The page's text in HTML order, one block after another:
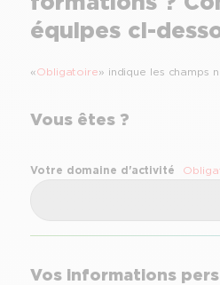
équipes ci-
«Obligatoire» indique les champs
Vous êtes ?
Votre domaine d'activité
Vos informations